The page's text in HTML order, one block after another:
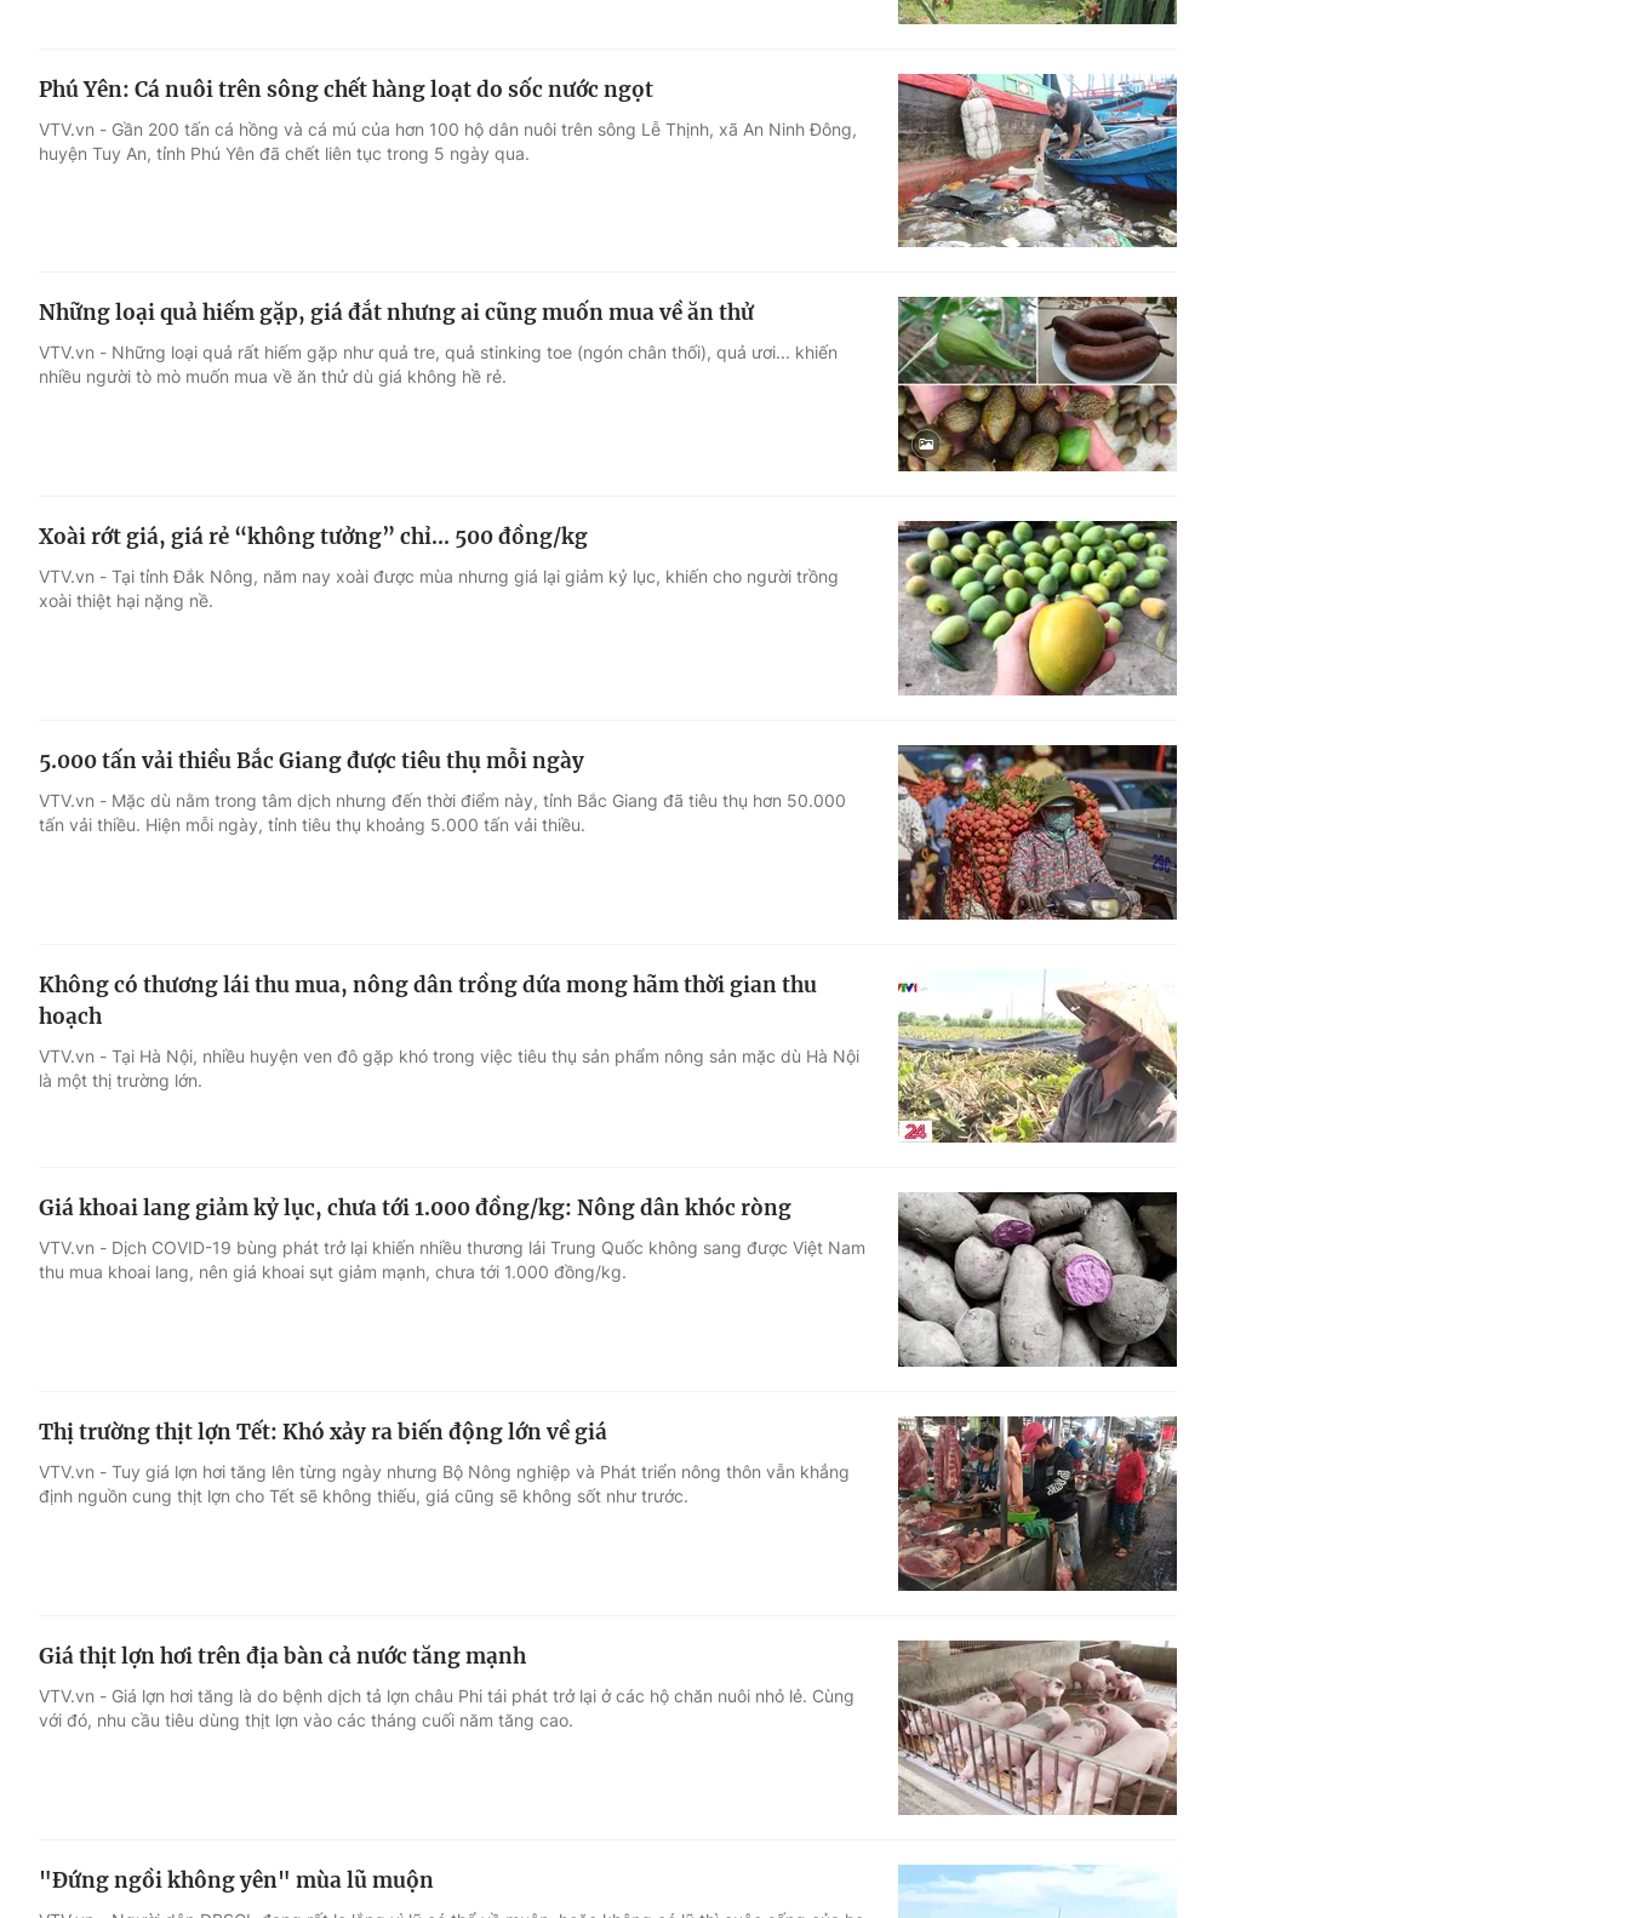
Phú Yên: Cá nuôi trên sông chết hàng loạt do sốc nước ngọt
VTV.vn - Gần 200 tấn cá hồng và cá mú của hơn 100 hộ dân nuôi trên sông Lễ Thịnh, xã An Ninh Đông,
huyện Tuy An, tỉnh Phú Yên đã chết liên tục trong 5 ngày qua.
Những loại quả hiếm gặp, giá đắt nhưng ai cũng muốn mua về ăn thử
VTV.vn - Những loại quả rất hiếm gặp như quả tre, quả stinking toe (ngón chân thối), quả ươi... khiến
nhiều người tò mò muốn mua về ăn thử dù giá không hề rẻ.
Xoài rớt giá, giá rẻ “không tưởng” chỉ... 500 đồng/kg
VTV.vn - Tại tỉnh Đắk Nông, năm nay xoài được mùa nhưng giá lại giảm kỷ lục, khiến cho người trồng
xoài thiệt hại nặng nề.
5.000 tấn vải thiều Bắc Giang được tiêu thụ mỗi ngày
VTV.vn - Mặc dù nằm trong tâm dịch nhưng đến thời điểm này, tỉnh Bắc Giang đã tiêu thụ hơn 50.000
tấn vải thiều. Hiện mỗi ngày, tỉnh tiêu thụ khoảng 5.000 tấn vải thiều.
Không có thương lái thu mua, nông dân trồng dứa mong hãm thời gian thu
hoạch
VTV.vn - Tại Hà Nội, nhiều huyện ven đô gặp khó trong việc tiêu thụ sản phẩm nông sản mặc dù Hà Nội
là một thị trường lớn.
Giá khoai lang giảm kỷ lục, chưa tới 1.000 đồng/kg: Nông dân khóc ròng
VTV.vn - Dịch COVID-19 bùng phát trở lại khiến nhiều thương lái Trung Quốc không sang được Việt Nam
thu mua khoai lang, nên giá khoai sụt giảm mạnh, chưa tới 1.000 đồng/kg.
Thị trường thịt lợn Tết: Khó xảy ra biến động lớn về giá
VTV.vn - Tuy giá lợn hơi tăng lên từng ngày nhưng Bộ Nông nghiệp và Phát triển nông thôn vẫn khẳng
định nguồn cung thịt lợn cho Tết sẽ không thiếu, giá cũng sẽ không sốt như trước.
Giá thịt lợn hơi trên địa bàn cả nước tăng mạnh
VTV.vn - Giá lợn hơi tăng là do bệnh dịch tả lợn châu Phi tái phát trở lại ở các hộ chăn nuôi nhỏ lẻ. Cùng
với đó, nhu cầu tiêu dùng thịt lợn vào các tháng cuối năm tăng cao.
"Đứng ngồi không yên" mùa lũ muộn